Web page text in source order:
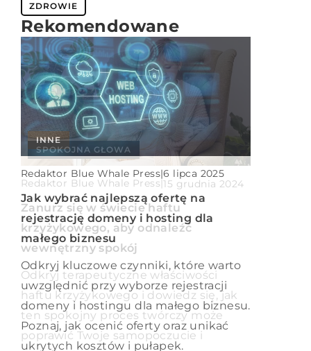
ZDROWIE
Rekomendowane
INNE
Redaktor Blue Whale Press|20 marca 2025
Jak dobrać idealne obuwie do
biegania na różne nawierzchnie?
Dowiedz się, jak wybrać odpowiednie
buty do biegania, które sprawdzą się na
różnorodnych nawierzchniach,
zapewniając komfort i wsparcie
INNE
Redaktor Blue Whale Press|6 lipca 2025
Jak wybrać najlepszą ofertę na
rejestrację domeny i hosting dla
małego biznesu
Odkryj kluczowe czynniki, które warto
uwzględnić przy wyborze rejestracji
domeny i hostingu dla małego biznesu.
Poznaj, jak ocenić oferty oraz unikać
ukrytych kosztów i pułapek.
SPOKOJNA GŁOWA
Redaktor Blue Whale Press|15 grudnia 2024
Zanurz się w świecie haftu
krzyżykowego, aby odnaleźć
wewnętrzny spokój
Odkryj terapeutyczne właściwości
haftu krzyżykowego i dowiedz się, jak
ten spokojny proces twórczy może
poprawić Twoje samopoczucie i